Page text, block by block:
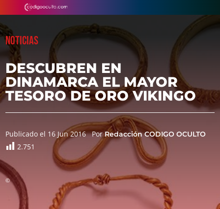
NOTICIAS
DESCUBREN EN
DINAMARCA EL MAYOR
TESORO DE ORO VIKINGO
Publicado el 16 Jun 2016 PorRedacción CODIGO OCULTO
2.751
©